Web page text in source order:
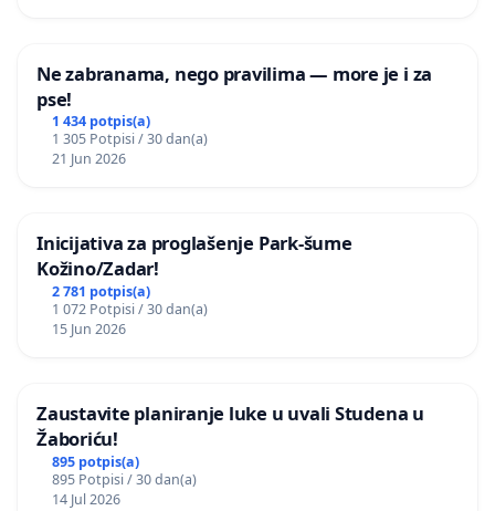
Ne zabranama, nego pravilima — more je i za
pse!
1 434 potpis(a)
1 305 Potpisi / 30 dan(a)
21 Jun 2026
Inicijativa za proglašenje Park-šume
Kožino/Zadar!
2 781 potpis(a)
1 072 Potpisi / 30 dan(a)
15 Jun 2026
Zaustavite planiranje luke u uvali Studena u
Žaboriću!
895 potpis(a)
895 Potpisi / 30 dan(a)
14 Jul 2026